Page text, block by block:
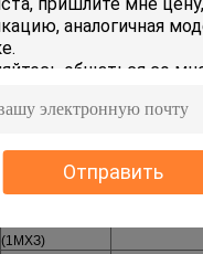
Отправить
Коэффициент
Поиссон
Линейный
(20-5000К) 10-
Термальная
с (м.к)
Специфическая *10-3Дж/(кг*К)
(1МХЗ)